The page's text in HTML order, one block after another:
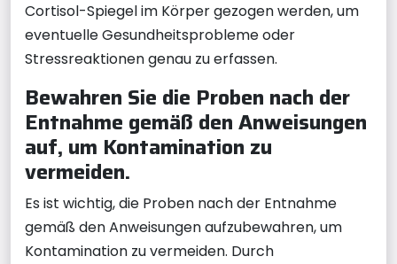
Cortisol-Spiegel im Körper gezogen werden, um
eventuelle Gesundheitsprobleme oder
Stressreaktionen genau zu erfassen.
Bewahren Sie die Proben nach der
Entnahme gemäß den Anweisungen
auf, um Kontamination zu
vermeiden.
Es ist wichtig, die Proben nach der Entnahme
gemäß den Anweisungen aufzubewahren, um
Kontamination zu vermeiden. Durch